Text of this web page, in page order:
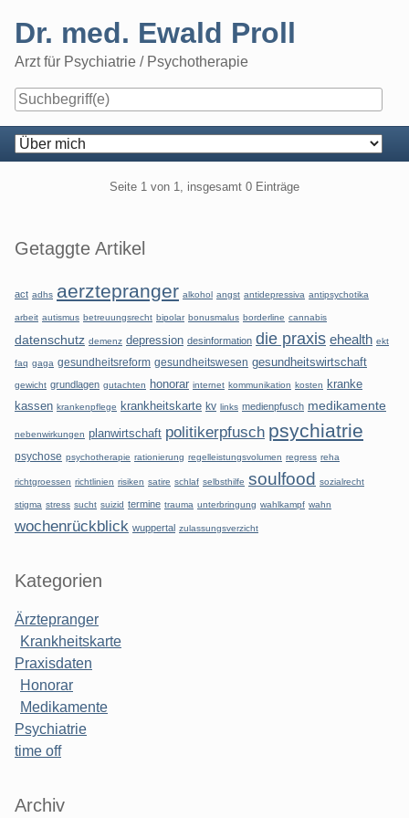
content
Dr. med. Ewald Proll
Arzt für Psychiatrie / Psychotherapie
Navigation
Seite 1 von 1, insgesamt 0 Einträge
Seitenleiste
Getaggte Artikel
act adhs aerztepranger alkohol angst antidepressiva antipsychotika
arbeit autismus betreuungsrecht bipolar bonusmalus borderline cannabis
datenschutz demenz depression desinformation die praxis ehealth ekt
faq gaga gesundheitsreform gesundheitswesen gesundheitswirtschaft
gewicht grundlagen gutachten honorar internet kommunikation kosten
kranke
kassen krankenpflege krankheitskarte kv links medienpfusch medikamente
nebenwirkungen planwirtschaft politikerpfusch psychiatrie
psychose psychotherapie rationierung regelleistungsvolumen regress reha
richtgroessen richtlinien risiken satire schlaf selbsthilfe soulfood sozialrecht
stigma stress sucht suizid termine trauma unterbringung wahlkampf wahn
wochenrückblick wuppertal zulassungsverzicht
Kategorien
Ärztepranger
Krankheitskarte
Praxisdaten
Honorar
Medikamente
Psychiatrie
time off
Archiv